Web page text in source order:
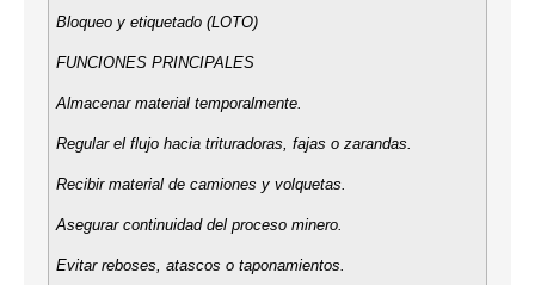
Bloqueo y etiquetado (LOTO)
FUNCIONES PRINCIPALES
Almacenar material temporalmente.
Regular el flujo hacia trituradoras, fajas o zarandas.
Recibir material de camiones y volquetas.
Asegurar continuidad del proceso minero.
Evitar reboses, atascos o taponamientos.